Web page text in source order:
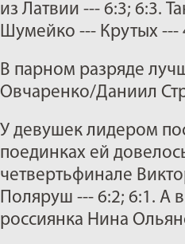
из Латвии --- 6:3; 6:3.
Шумейко --- Крутых ---
В парном разряде
Овчаренко/Даниил
У девушек лидером
поединках ей
четвертьфинале
Поляруш --- 6:2; 6:1. А
россиянка Нина